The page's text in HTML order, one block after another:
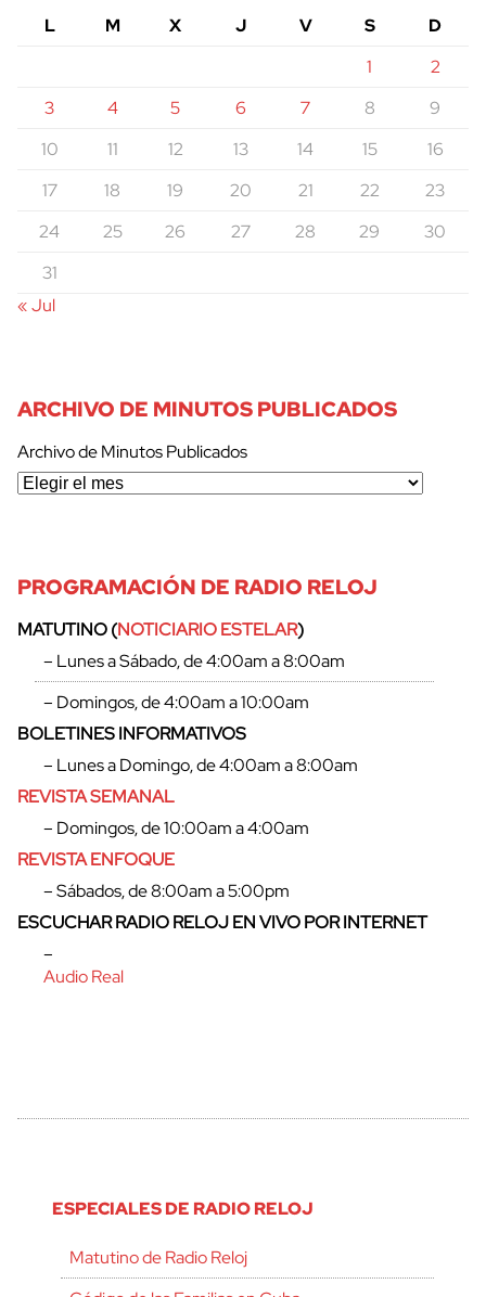
L M X J V S
D
1
2
3
4 5 6 7 8
9
10
11 12 13 14 15
16
17
18 19 20 21 22
23
24
25 26 27 28 29
30
31
« Jul
ARCHIVO DE MINUTOS PUBLICADOS
Archivo de Minutos Publicados
PROGRAMACIÓN DE RADIO RELOJ
MATUTINO (NOTICIARIO ESTELAR)
– Lunes a Sábado, de 4:00am a 8:00am
– Domingos, de 4:00am a 10:00am
BOLETINES INFORMATIVOS
– Lunes a Domingo, de 4:00am a 8:00am
REVISTA SEMANAL
– Domingos, de 10:00am a 4:00am
REVISTA ENFOQUE
– Sábados, de 8:00am a 5:00pm
ESCUCHAR RADIO RELOJ EN VIVO POR INTERNET
–
Audio Real
ESPECIALES DE RADIO RELOJ
Matutino de Radio Reloj